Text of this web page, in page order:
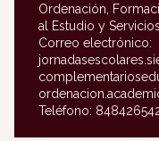
Ordenación,
al Estudio y
Correo electrónico:
Teléfono: